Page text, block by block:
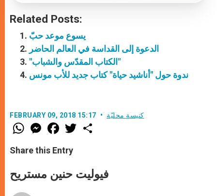
Related Posts:
يسوع موعد حبّ
الدعوة إلى القداسة في العالم الحاضر
"الكتاب المقدّس والشباب"
ندوة حول "أناشيد حياة" كتاب جديد للأب مونس
FEBRUARY 09, 2018 15:17 كنيسة محليّة
W
h
t
s
p
p
M
e
s
e
e
F
a
e
b
o
k
w
r
Share this Entry
فيوليت حنين مستريح